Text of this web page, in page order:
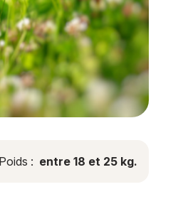
Poids : entre 18 et 25 kg.